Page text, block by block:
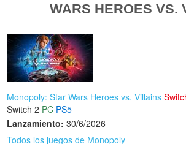
WARS HEROES VS.
Monopoly: Star Wars Heroes vs. Villains
Switch 2 PC PS5
Lanzamiento: 30/6/2026
Todos los juegos de Monopoly